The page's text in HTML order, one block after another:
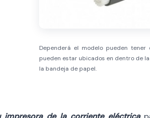
Dependerá el modelo pueden
pueden estar ubicados en dentro de
la bandeja de papel.